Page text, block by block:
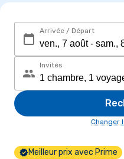
Arrivée / Départ
Invités
Changer
Meilleur prix avec Prime